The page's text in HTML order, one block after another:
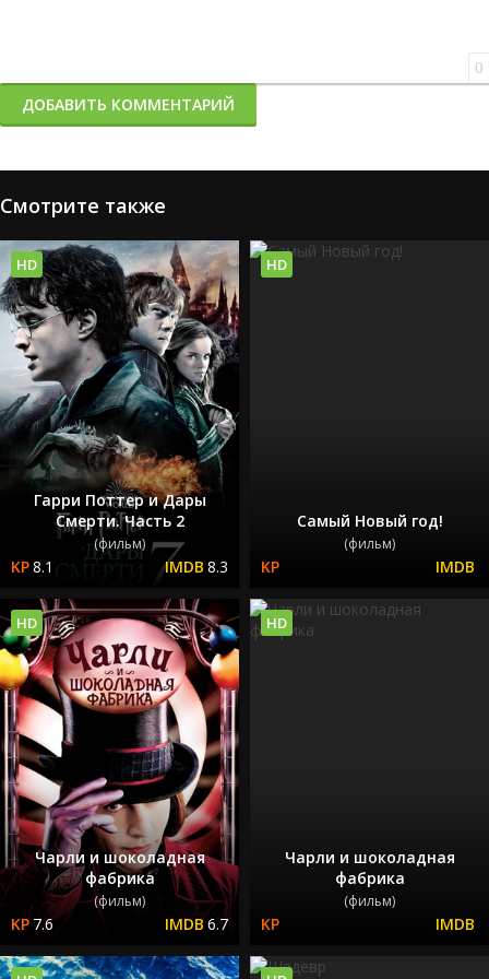
0
ДОБАВИТЬ КОММЕНТАРИЙ
Смотрите также
Гарри Поттер и Дары
Смерти. Часть 2
(фильм)
8.1 8.3
HD
Самый Новый год!
(фильм)
HD
Чарли и шоколадная
фабрика
(фильм)
7.6 6.7
HD
Чарли и шоколадная
фабрика
(фильм)
HD